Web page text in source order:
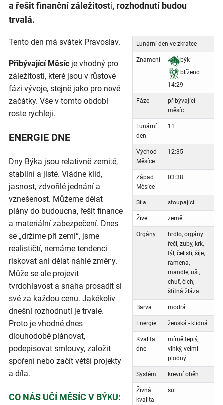
a řešit finanční záležitosti, rozhodnutí budou
trvalá.
Tento den má svátek Pravoslav. Lunární den ve zkratce
Znamení
býk
blíženci
14:29
Fáze
přibývající
měsíc
Lunární
den
11
Východ
Měsíce
12:35
Západ
Měsíce
03:38
Síla stoupající
Živel země
Orgány
hrdlo, orgány
řeči, zuby, krk,
týl, čelisti, šíje,
ramena,
mandle, uši,
chuť, čich,
štítná žláza
Barva modrá
Energie ženská - klidná
Kvalita
dne
mírně teplý,
vlhký, velmi
plodný
Systém krevní oběh
Živná
kvalita
sůl
Přibývající Měsíc je vhodný pro
záležitosti, které jsou v růstové
fázi vývoje, stejně jako pro nové
začátky. Vše v tomto období
roste rychleji.
ENERGIE DNE
Dny Býka jsou relativně zemité,
stabilní a jisté. Vládne klid,
jasnost, zdvořilé jednání a
vznešenost. Můžeme dělat
plány do budoucna, řešit finance
a materiální zabezpečení. Dnes
se „držíme při zemi“, jsme
realističtí, nemáme tendenci
riskovat ani dělat náhlé změny.
Může se ale projevit
tvrdohlavost a snaha prosadit si
své za každou cenu. Jakékoliv
dnešní rozhodnutí je trvalé.
Proto je vhodné dnes
dlouhodobě plánovat,
podepisovat smlouvy, založit
spoření nebo začít větší projekty
a díla.
CO NÁS UČÍ MĚSÍC V BÝKU: